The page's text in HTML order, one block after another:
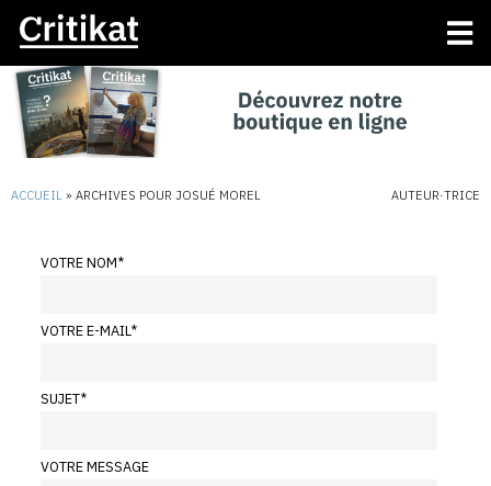
ACCUEIL » ARCHIVES POUR JOSUÉ MOREL AUTEUR·TRICE
VOTRE NOM*
VOTRE E-MAIL*
SUJET*
VOTRE MESSAGE